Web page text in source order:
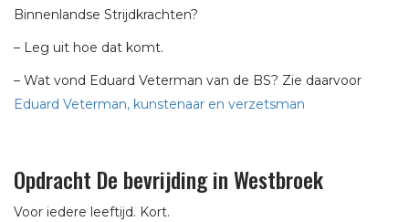
Binnenlandse Strijdkrachten?
– Leg uit hoe dat komt.
– Wat vond Eduard Veterman van de BS? Zie daarvoor
Eduard Veterman, kunstenaar en verzetsman
Opdracht De bevrijding in Westbroek
Voor iedere leeftijd. Kort.